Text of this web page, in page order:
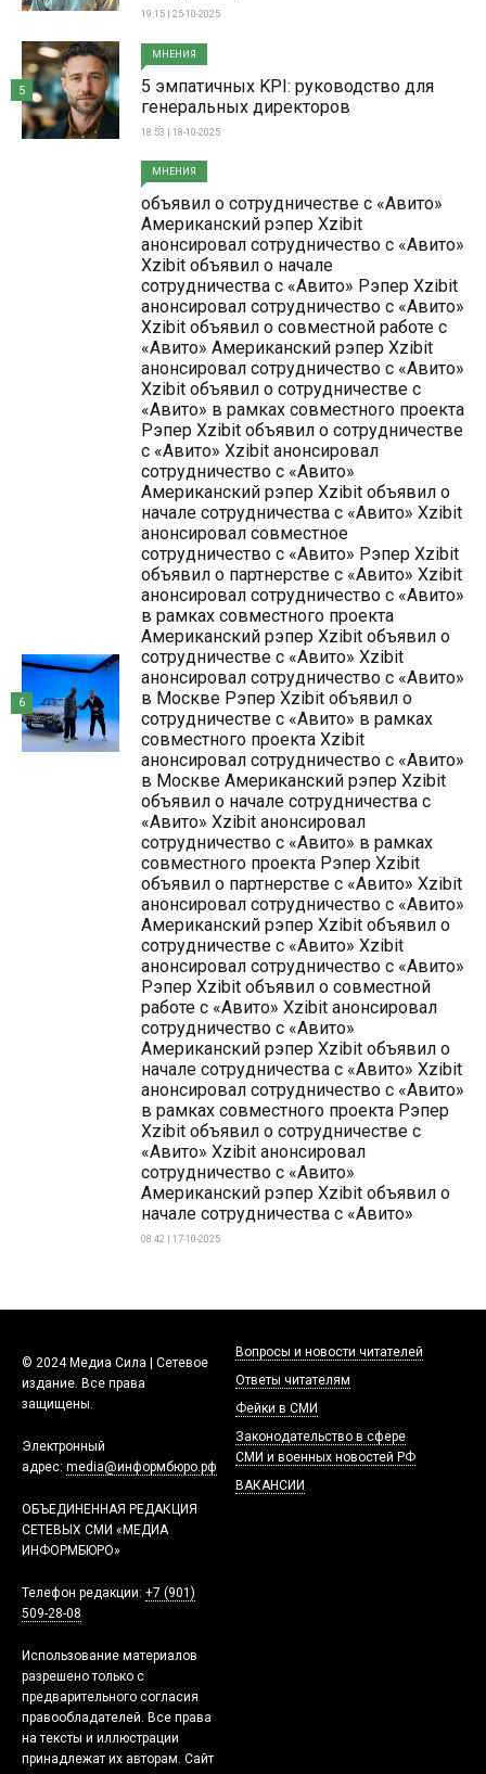
19:15 | 25-10-2025
МНЕНИЯ
5 эмпатичных KPI: руководство для
генеральных директоров
18:53 | 18-10-2025
5
МНЕНИЯ
объявил о сотрудничестве с «Авито»
Американский рэпер Xzibit
анонсировал сотрудничество с «Авито»
Xzibit объявил о начале
сотрудничества с «Авито» Рэпер Xzibit
анонсировал сотрудничество с «Авито»
Xzibit объявил о совместной работе с
«Авито» Американский рэпер Xzibit
анонсировал сотрудничество с «Авито»
Xzibit объявил о сотрудничестве с
«Авито» в рамках совместного проекта
Рэпер Xzibit объявил о сотрудничестве
с «Авито» Xzibit анонсировал
сотрудничество с «Авито»
Американский рэпер Xzibit объявил о
начале сотрудничества с «Авито» Xzibit
анонсировал совместное
сотрудничество с «Авито» Рэпер Xzibit
объявил о партнерстве с «Авито» Xzibit
анонсировал сотрудничество с «Авито»
в рамках совместного проекта
Американский рэпер Xzibit объявил о
сотрудничестве с «Авито» Xzibit
анонсировал сотрудничество с «Авито»
в Москве Рэпер Xzibit объявил о
сотрудничестве с «Авито» в рамках
совместного проекта Xzibit
анонсировал сотрудничество с «Авито»
в Москве Американский рэпер Xzibit
объявил о начале сотрудничества с
«Авито» Xzibit анонсировал
сотрудничество с «Авито» в рамках
совместного проекта Рэпер Xzibit
объявил о партнерстве с «Авито» Xzibit
анонсировал сотрудничество с «Авито»
Американский рэпер Xzibit объявил о
сотрудничестве с «Авито» Xzibit
анонсировал сотрудничество с «Авито»
Рэпер Xzibit объявил о совместной
работе с «Авито» Xzibit анонсировал
сотрудничество с «Авито»
Американский рэпер Xzibit объявил о
начале сотрудничества с «Авито» Xzibit
анонсировал сотрудничество с «Авито»
в рамках совместного проекта Рэпер
Xzibit объявил о сотрудничестве с
«Авито» Xzibit анонсировал
сотрудничество с «Авито»
Американский рэпер Xzibit объявил о
начале сотрудничества с «Авито»
08:42 | 17-10-2025
6
© 2024 Медиа Сила | Сетевое
издание. Все права
защищены.
Электронный
адрес: media@информбюро.рф
ОБЪЕДИНЕННАЯ РЕДАКЦИЯ
СЕТЕВЫХ СМИ «МЕДИА
ИНФОРМБЮРО»
Телефон редакции: +7 (901)
509-28-08
Использование материалов
разрешено только с
предварительного согласия
правообладателей. Все права
на тексты и иллюстрации
принадлежат их авторам. Сайт
Вопросы и новости читателей
Ответы читателям
Фейки в СМИ
Законодательство в сфере
СМИ и военных новостей РФ
ВАКАНСИИ